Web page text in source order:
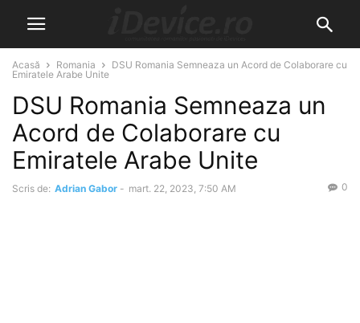
Acasă Romania
DSU Romania Semneaza un Acord de Colaborare cu
Emiratele Arabe Unite
DSU Romania Semneaza un
Acord de Colaborare cu
Emiratele Arabe Unite
Scris de: Adrian Gabor - mart. 22, 2023, 7:50 AM 0